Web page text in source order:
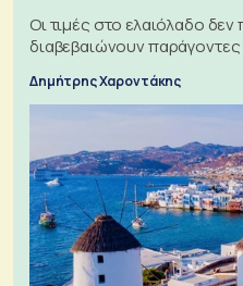
Οι τιμές στο ελαιόλαδο
διαβεβαιώνουν
Δημήτρης Χαροντάκης